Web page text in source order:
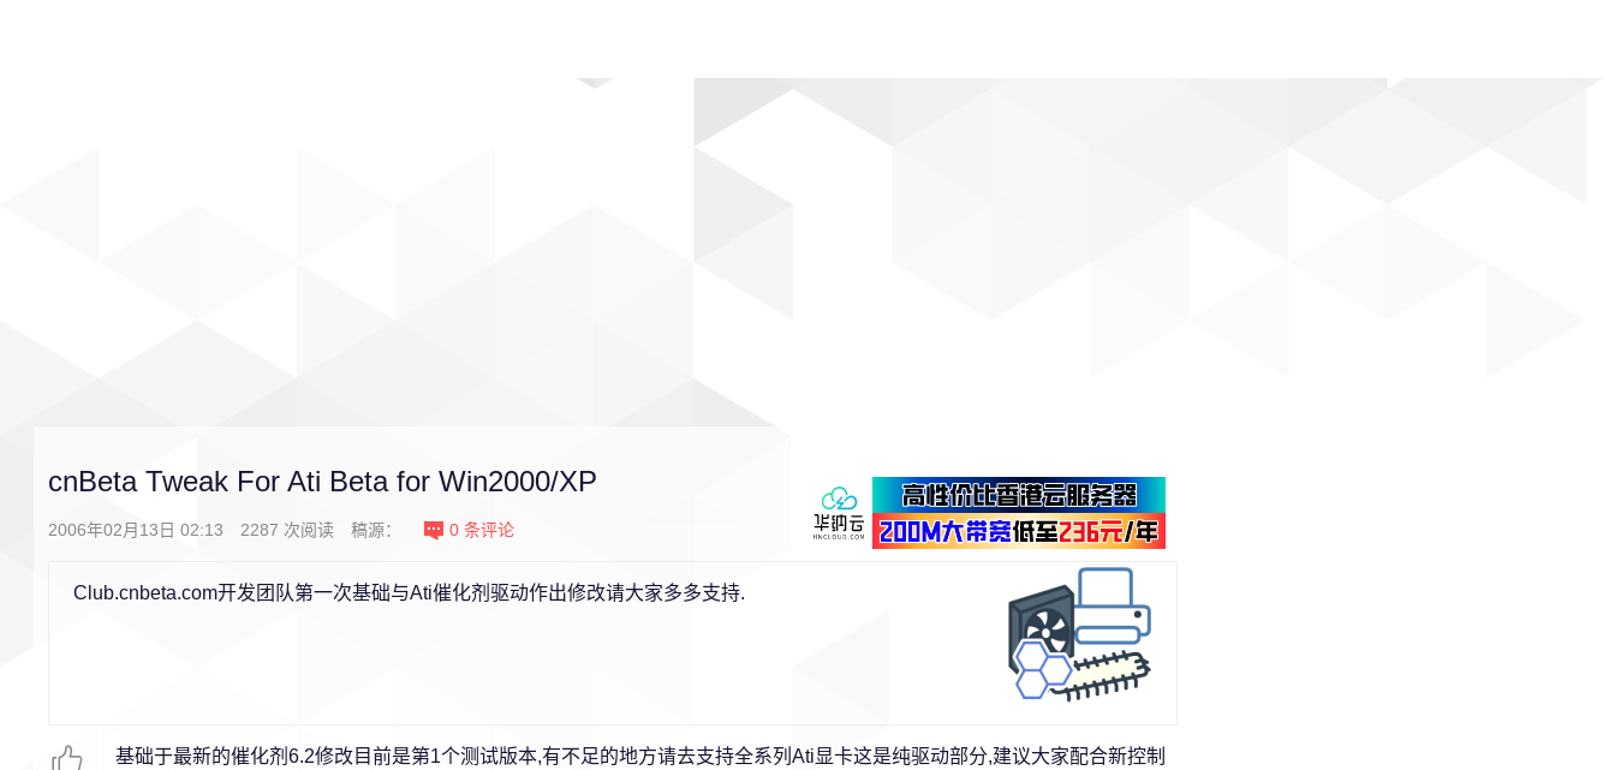
cnBeta Tweak For Ati Beta for Win2000/XP
2006年02月13日 02:13 2287 次阅读 稿源： 0 条评论
Club.cnbeta.com开发团队第一次基础与Ati催化剂驱动作出修改请大家多多支持.
基础于最新的催化剂6.2修改目前是第1个测试版本,有不足的地方请去支持全系列Ati显卡这是纯驱动部分,建议大家配合新控制